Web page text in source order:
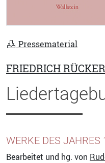
Pressematerial
FRIEDRICH
WERKE DES
Bearbeitet und hg. von